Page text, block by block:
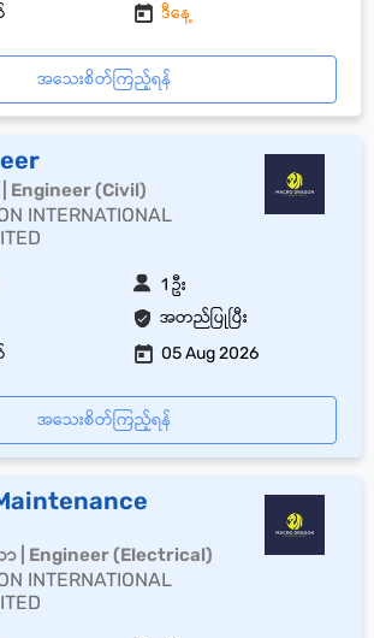
ဒီနေ့
အသေးစိတ်ကြည့်ရန်
Engineer (Civil)
INTERNATIONAL
အတည်ပြုပြီး
1 ဦး
05 Aug 2026
အသေးစိတ်ကြည့်ရန်
| Engineer (Electrical)
INTERNATIONAL